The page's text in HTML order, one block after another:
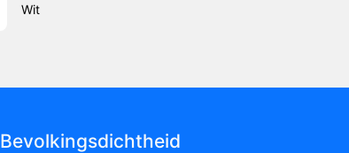
Wit
Bevolkingsdichtheid